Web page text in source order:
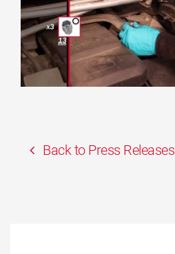
Back to Press Releases